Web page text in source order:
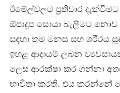
ඊමේල්වලට ප්‍රතිචාර
ඕපාදූප සොයා බැලීමට
සඳහා තම මනස සහ ශරීරය
ඉහළ ආදායම් ලබන
ලෙස ආරක්ෂා කර ගන්නා
භාවිතා කරති. එය කරන්නේ